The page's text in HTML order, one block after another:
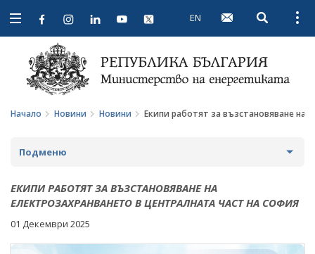
Open
navigation
EN Open
Начало Новини Новини Екипи работят за възстановяване на
Подменю
НОВИНИ
ПРЕДСТОЯЩИ СЪБИТИЯ
ЗА ОБЩЕСТВЕНО ОБСЪЖДАНЕ
ЕКИПИ РАБОТЯТ ЗА ВЪЗСТАНОВЯВАНЕ НА
ЕЛЕКТРОЗАХРАНВАНЕТО В ЦЕНТРАЛНАТА ЧАСТ НА СОФИЯ
01 Декември 2025